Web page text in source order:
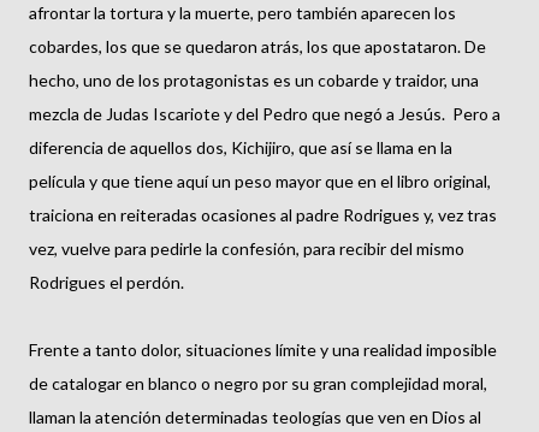
afrontar la tortura y la muerte, pero también aparecen los
cobardes, los que se quedaron atrás, los que apostataron. De
hecho, uno de los protagonistas es un cobarde y traidor, una
mezcla de Judas Iscariote y del Pedro que negó a Jesús. Pero a
diferencia de aquellos dos, Kichijiro, que así se llama en la
película y que tiene aquí un peso mayor que en el libro original,
traiciona en reiteradas ocasiones al padre Rodrigues y, vez tras
vez, vuelve para pedirle la confesión, para recibir del mismo
Rodrigues el perdón.
Frente a tanto dolor, situaciones límite y una realidad imposible
de catalogar en blanco o negro por su gran complejidad moral,
llaman la atención determinadas teologías que ven en Dios al